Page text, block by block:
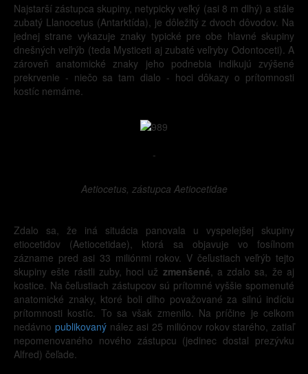
Najstarší zástupca skupiny, netypicky veľký (asi 8 m dlhý) a stále
zubatý Llanocetus (Antarktída), je dôležitý z dvoch dôvodov. Na
jednej strane vykazuje znaky typické pre obe hlavné skupiny
dnešných veľrýb (teda Mysticeti aj zubaté veľryby Odontoceti). A
zároveň anatomické znaky jeho podnebia indikujú zvýšené
prekrvenie - niečo sa tam dialo - hoci dôkazy o prítomnosti
kostíc nemáme.
-
Aetiocetus, zástupca Aetiocetidae
Zdalo sa, že iná situácia panovala u vyspelejšej skupiny
etiocetidov (Aetiocetidae), ktorá sa objavuje vo fosílnom
zázname pred asi 33 miliónmi rokov. V čeľustiach veľrýb tejto
skupiny ešte rástli zuby, hoci už zmenšené, a zdalo sa, že aj
kostice. Na čeľustiach zástupcov sú prítomné vyššie spomenuté
anatomické znaky, ktoré boli dlho považované za silnú indíciu
prítomnosti kostíc. To sa však zmenilo. Na príčine je celkom
nedávno publikovanýnález asi 25 miliónov rokov starého, zatiaľ
nepomenovaného nového zástupcu (jedinec dostal prezývku
Alfred) čeľade.